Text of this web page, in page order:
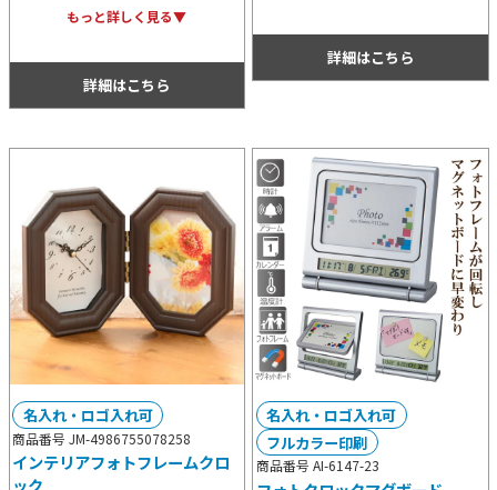
部分には時刻、カレンダー、アラー
もっと詳しく見る▼
詳細はこちら
い勝手の良いアイテムです。
詳細はこちら
商品番号 JM-4986755078258
インテリアフォトフレームクロ
ック
名入れ・ロゴ入れ可
商品番号 AI-6147-23
名入れ・ロゴ入れ可
フルカラー印刷